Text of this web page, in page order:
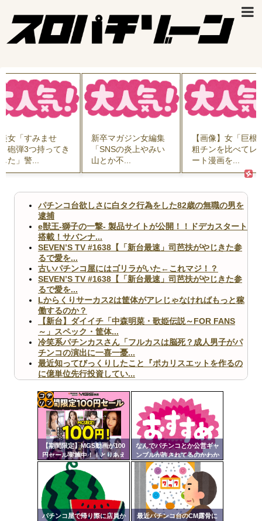
女「すみませ
砲弾3つ持ってき
た」警...
新卒マガジン女編集
「SNSの炎上やみい
山とか不...
【画像】女「巨根
粗チンを比べてレ
ート漫画を...
パチンコ台欲しさに白タク行為をした82歳の無職の男を
逮捕
e獣王-獅子の一撃- 製品サイトが公開！！ドデカスタート
搭載！サバンナ...
SEVEN’S TV #1638【「新台最速」司芭扶がやじきた参
るで愛を...
古いパチンコ屋にはゴリラがいた←これマジ！？
SEVEN’S TV #1638【「新台最速」司芭扶がやじきた参
るで愛を...
Lからくりサーカス2は筐体がアレじゃなければもっと稼
働するのか？
【新台】ダイイチ「中森明菜・歌姫伝説～FOR FANS
～」スペック・筐体...
冷笑系パチンカスさん「フルカスは脳死？成人男子がパ
チンコの演出に一喜一憂...
最近知ってびっくりしたこと『ポカリスエットを作るの
に億単位先行投資してい...
ますｗ」←これどうす...
【閲覧注意】俺が近くにいると機械が壊れるんだけどさ
【画像】ペプシコーラ社、「こういうのでいいんだよ」
な新商品を発売
Powered by livedoor 相互RSS
【期間限定】MGS動画が100
円セール実施中！！とりあえ
ず全部買うやろｗｗｗｗｗ
なんでパチンコとか公営ギャ
ンブルが許されてるのかわか
らん
パチンコ屋で帰り際に店員か
最近パチンコ台のCM露骨に
コテ
リン
- 固
ンク
自動
更新